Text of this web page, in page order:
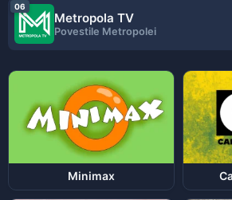
06
Metropola TV
Povestile Metropolei
Minimax